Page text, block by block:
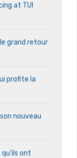
at TUI
grand retour
profite la
nouveau
ont